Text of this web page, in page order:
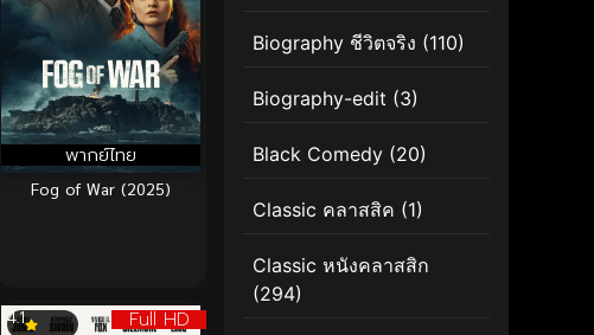
พากย์ไทย
Fog of War (2025)
Full HD
4.1
Biography ชีวิตจริง (110)
Biography-edit (3)
Black Comedy (20)
Classic คลาสสิค (1)
Classic หนังคลาสสิก
(294)